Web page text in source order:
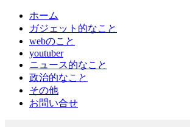
ホーム
ガジェット的なこと
webのこと
youtuber
ニュース的なこと
政治的なこと
その他
お問い合せ